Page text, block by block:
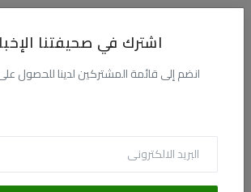
اشترك في صحيفتنا
انضم إلى قائمة المشتركين لدينا للحصول على